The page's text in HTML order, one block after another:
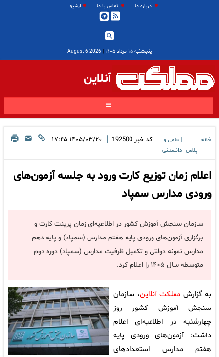
درباره ما تماس با ما آرشیو
پنجشنبه ۱۵ مرداد ۱۴۰۵ |
2026 August 6
آنلاین
خانه
پلاس
علمی و
دانستنی
کد خبر 192500
| ۱۴۰۵/۰۳/۲۰ ۱۷:۴۵
اعلام زمان توزیع کارت ورود به جلسه آزمون‌های
ورودی مدارس سمپاد
سازمان سنجش آموزش کشور در اطلاعیه‌ای زمان پرینت کارت و
برگزاری آزمون‌های ورودی پایه هفتم مدارس (سمپاد) و پایه دهم
مدارس نمونه دولتی و تکمیل ظرفیت مدارس (سمپاد) دوره دوم
متوسطه سال ۱۴۰۵ را اعلام کرد.
به گزارش مملکت آنلاین، سازمان
سنجش آموزش کشور روز
چهارشنبه در اطلاعیه‌ای اعلام
داشت: آزمون‌های ورودی پایه
هفتم مدارس استعدادهای